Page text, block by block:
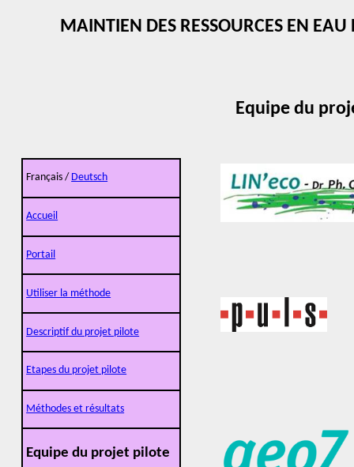
MAINTIEN DES RESSOURCES EN
Français / Deutsch
Accueil
Portail
Utiliser la méthode
Descriptif du projet pilote
Etapes du projet pilote
Méthodes et résultats
Equipe du projet pilote
Equipe du